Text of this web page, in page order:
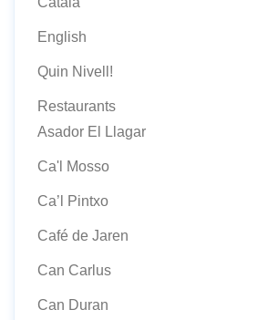
English
Quin Nivell!
Restaurants
Asador El Llagar
Ca'l Mosso
Ca’l Pintxo
Café de Jaren
Can Carlus
Can Duran